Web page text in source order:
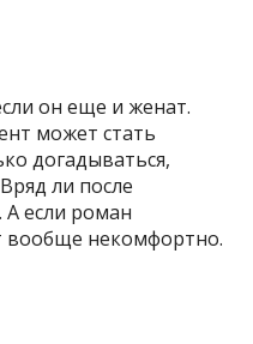
он еще и женат.
может стать
догадываться,
ли после
А если роман
вообще некомфортно.